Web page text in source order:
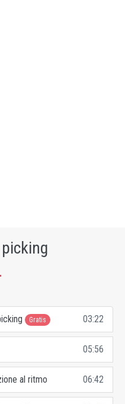
Gratis 03:22
05:56
al ritmo 06:42